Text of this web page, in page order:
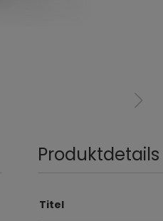
Produktdetails
Titel